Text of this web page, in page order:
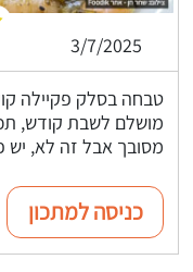
3/7/2025
טבחה בסלק פקיילה
מושלם לשבת קודש,
מסובך אבל זה לא,
כניסה למתכון